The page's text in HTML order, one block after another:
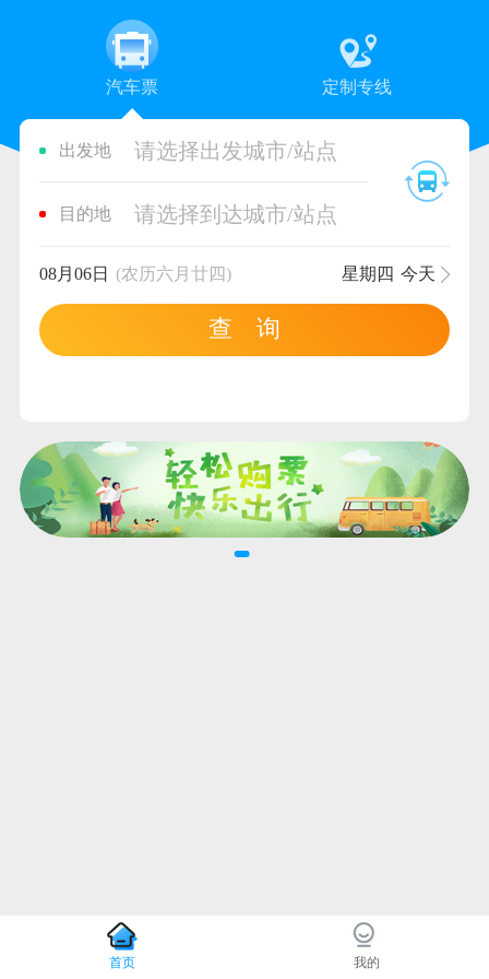
汽车票 定制专线
出发地 请选择出发城市/站点
目的地 请选择到达城市/站点
08月06日 (农历六月廿四) 星期四 今天
查 询
首页 我的